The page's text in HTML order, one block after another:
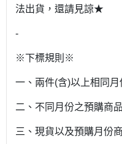
法出貨，還請見諒★
-
※下標規則※
一、兩件(含)以上相同
二、不同月份之預購商
三、現貨以及預購月份